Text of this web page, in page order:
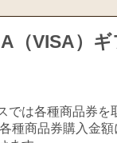
（VISA）
では各種商品券
種商品券購入金